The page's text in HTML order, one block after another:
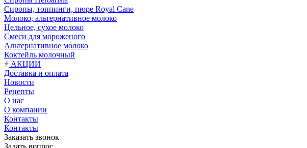
Сиропы, топпинги, пюре Royal Cane
Молоко, альтернативное молоко
Цельное, сухое молоко
Смеси для мороженого
Альтернативное молоко
Коктейль молочный
АКЦИИ
Доставка и оплата
Новости
Рецепты
О нас
О компании
Контакты
Контакты
Заказать звонок
Задать вопрос